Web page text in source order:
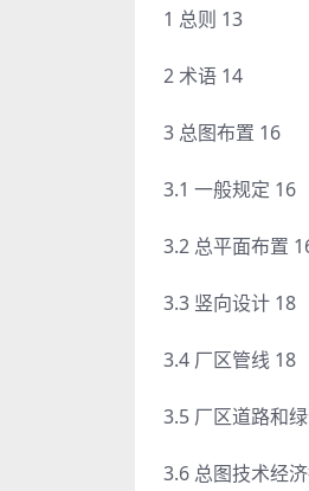
1 总则 13
2 术语 14
3 总图布置 16
3.1 一般规定 16
3.2 总平面布置
3.3 竖向设计 18
3.4 厂区管线 18
3.5 厂区道路和
3.6 总图技术经